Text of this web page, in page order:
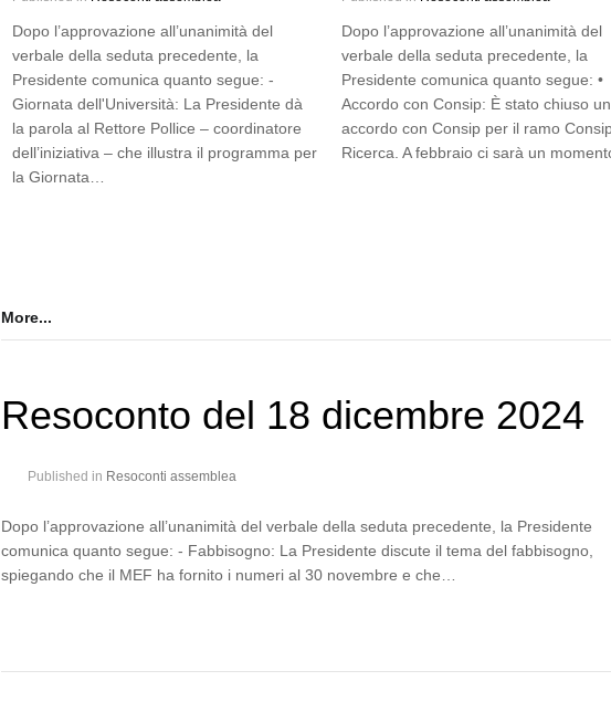
Dopo l’approvazione all’unanimità del
verbale della seduta precedente, la
Presidente comunica quanto segue: -
Giornata dell'Università: La Presidente dà
la parola al Rettore Pollice – coordinatore
dell’iniziativa – che illustra il programma per
la Giornata…
Dopo l’approvazione all’unanimità del
verbale della seduta precedente, la
Presidente comunica quanto segue: •
Accordo con Consip: È stato chiuso un
accordo con Consip per il ramo
Ricerca. A febbraio ci sarà un
More...
Resoconto del 18 dicembre 2024
Published in Resoconti assemblea
Dopo l’approvazione all’unanimità del verbale della seduta precedente, la Presidente
comunica quanto segue: - Fabbisogno: La Presidente discute il tema del fabbisogno,
spiegando che il MEF ha fornito i numeri al 30 novembre e che…